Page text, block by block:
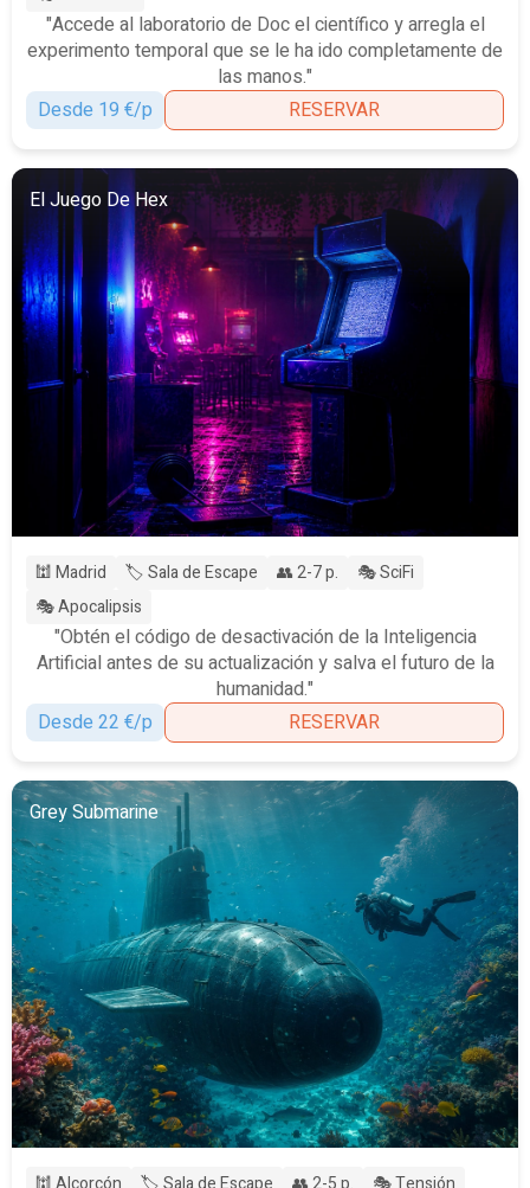
"Accede al laboratorio de Doc el científico y arregla el
experimento temporal que se le ha ido completamente de
las manos."
Desde 19 €/p
RESERVAR
El Juego De Hex
🕍 Madrid 🏷️ Sala de Escape 👥 2-7 p.
🎭 SciFi
🎭 Apocalipsis
"Obtén el código de desactivación de la Inteligencia
Artificial antes de su actualización y salva el futuro de la
humanidad."
Desde 22 €/p
RESERVAR
Grey Submarine